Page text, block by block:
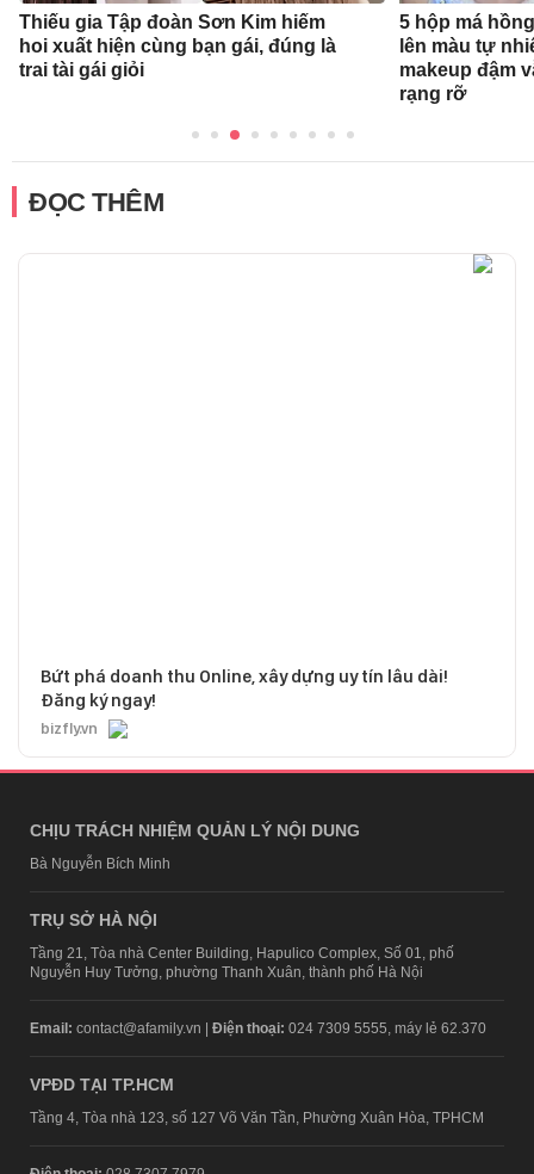
Thiếu gia Tập đoàn Sơn Kim hiếm
hoi xuất hiện cùng bạn gái, đúng là
trai tài gái giỏi
5 hộp má
lên màu tự
makeup đậm
rạng rỡ
ĐỌC THÊM
Bứt phá doanh thu Online, xây dựng uy tín lâu dài!
Đăng ký ngay!
bizfly.vn
CHỊU TRÁCH NHIỆM QUẢN LÝ NỘI DUNG
Bà Nguyễn Bích Minh
TRỤ SỞ HÀ NỘI
Tầng 21, Tòa nhà Center Building, Hapulico Complex, Số 01, phố
Nguyễn Huy Tưởng, phường Thanh Xuân, thành phố Hà Nội
Email: contact@afamily.vn | Điện thoại: 024 7309 5555, máy lẻ 62.370
VPĐD TẠI TP.HCM
Tầng 4, Tòa nhà 123, số 127 Võ Văn Tần, Phường Xuân Hòa, TPHCM